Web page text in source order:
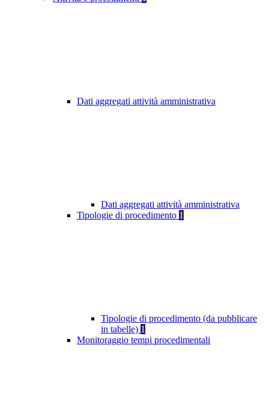
Dati aggregati attività amministrativa
Dati aggregati attività amministrativa
Tipologie di procedimento 1
Tipologie di procedimento (da pubblicare
in tabelle) 1
Monitoraggio tempi procedimentali